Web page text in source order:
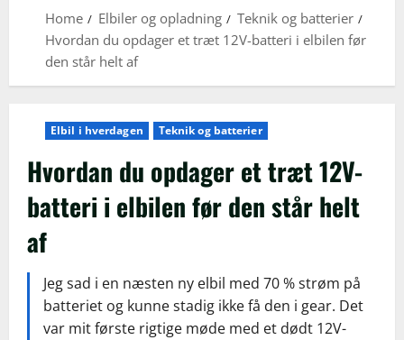
Home Elbiler og opladning
Teknik og batterier
Hvordan du opdager et træt 12V-batteri i elbilen før
den står helt af
Elbil i hverdagen Teknik og batterier
Hvordan du opdager et træt 12V-
batteri i elbilen før den står helt
af
Jeg sad i en næsten ny elbil med 70 % strøm på
batteriet og kunne stadig ikke få den i gear. Det
var mit første rigtige møde med et dødt 12V-